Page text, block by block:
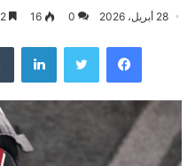
28 أبريل، 2026 0
16
فيسبوك لينكدإن